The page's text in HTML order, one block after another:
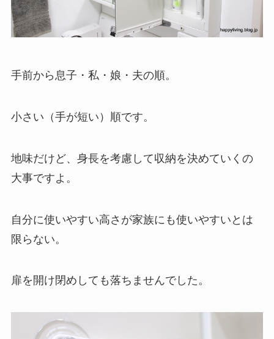
手前から息子・私・娘・夫の順。
小さい（手が短い）順です。
地味だけど、身長を考慮して収納を決めていくの
大事ですよ。
自分に使いやすい高さが家族にも使いやすいとは
限らない。
扉を開け閉めしても落ちませんでした。